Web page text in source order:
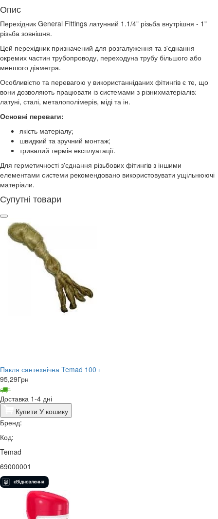
Опис
Перехідник General Fittings латунний 1.1/4" різьба внутрішня - 1"
різьба зовнішня.
Цей перехідник призначений для розгалуження та з'єднання
окремих частин трубопроводу, переходуна трубу більшого або
меншого діаметра.
Особливістю та перевагою у використанніданих фітингів є те, що
вони дозволяють працювати із системами з різнихматеріалів:
латуні, сталі, металополімерів, міді та ін.
Основні переваги:
якість матеріалу;
швидкий та зручний монтаж;
тривалий термін експлуатації.
Для герметичності з'єднання різьбових фітингів з іншими
елементами системи рекомендовано використовувати ущільнюючі
матеріали.
Супутні товари
Пакля сантехнічна Temad 100 г
95,29Грн
Доставка 1-4 дні
Купити У кошику
Бренд:
Код:
Temad
69000001